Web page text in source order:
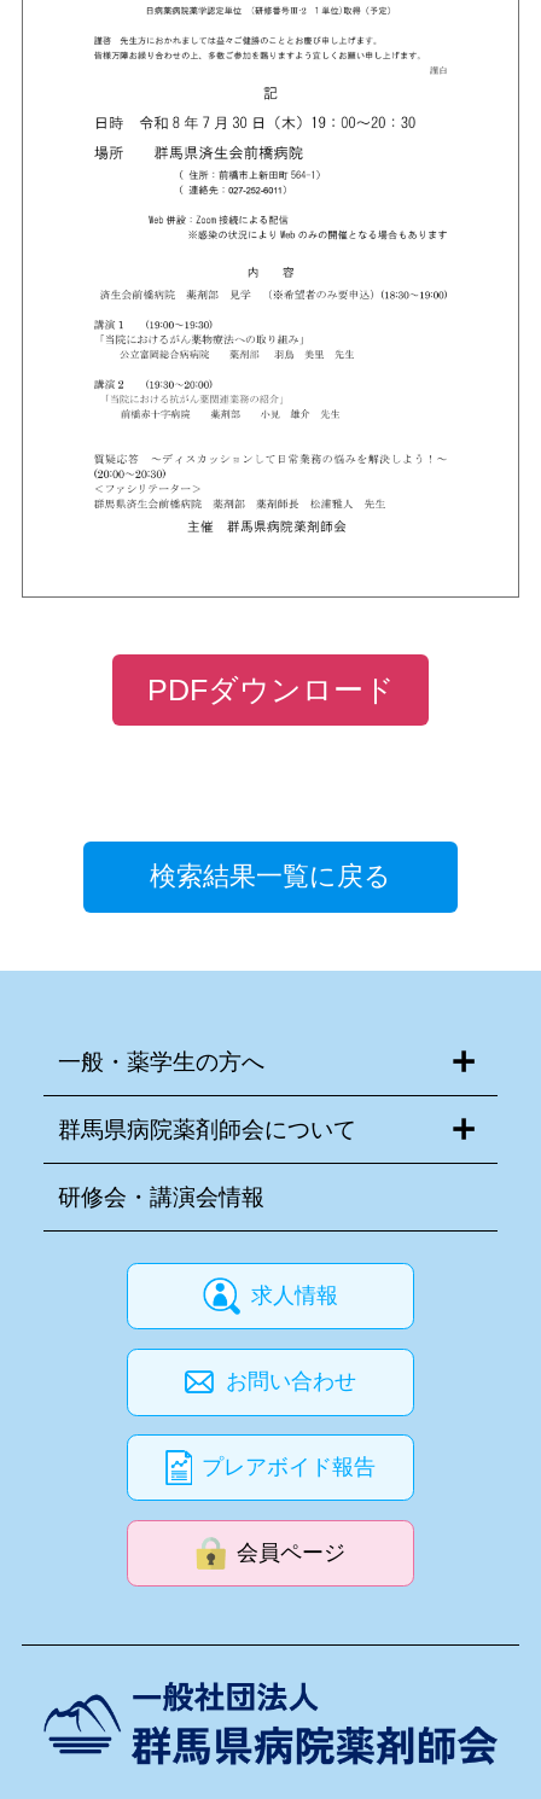
PDFダウンロード
検索結果一覧に戻る
一般・薬学生の方へ
群馬県病院薬剤師会について
研修会・講演会情報
求人情報
お問い合わせ
プレアボイド報告
会員ページ